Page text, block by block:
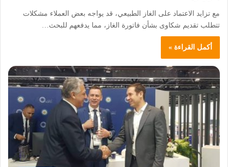
مع تزايد الاعتماد على الغاز الطبيعي، قد يواجه بعض العملاء مشكلات
تتطلب تقديم شكاوى بشأن فاتورة الغاز، مما يدفعهم للبحث…
أكمل القراءة »